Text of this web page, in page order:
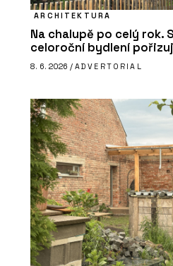
ARCHITEKTURA
Na chalupě po celý rok.
celoroční bydlení
8. 6. 2026 / ADVERTORIAL